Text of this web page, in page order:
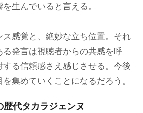
生んでいると言える。
感覚と、絶妙な立ち位置。それ
る発言は視聴者からの共感を呼
る信頼感さえ感じさせる。今後
集めていくことになるだろう。
代タカラジェンヌ